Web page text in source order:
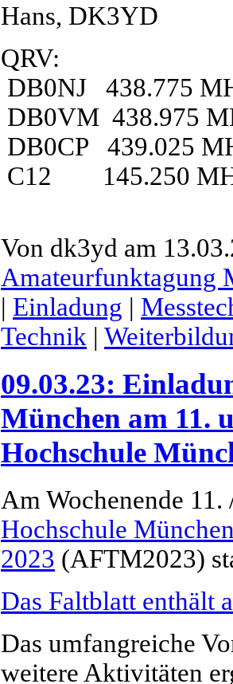
Hans, DK3YD
QRV:
DB0NJ 438.775
DB0VM 438.975
DB0CP 439.025
C12 145.250
Von dk3yd am
Amateurfunktagung
| Einladung |
Technik |
09.03.23:
München am 11.
Hochschule
Am Wochenende
Hochschule
2023 (AFTM2023)
Das Faltblatt enthält
Das umfangreiche
weitere Aktivitäten